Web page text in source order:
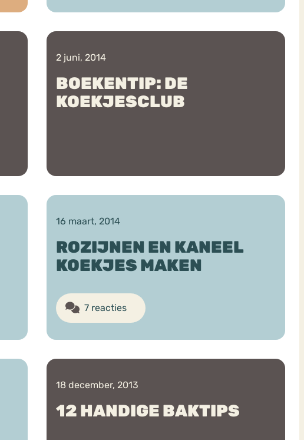
2 juni, 2014
BOEKENTIP: DE
KOEKJESCLUB
16 maart, 2014
ROZIJNEN EN KANEEL
KOEKJES MAKEN
7 reacties
18 december, 2013
12 HANDIGE BAKTIPS